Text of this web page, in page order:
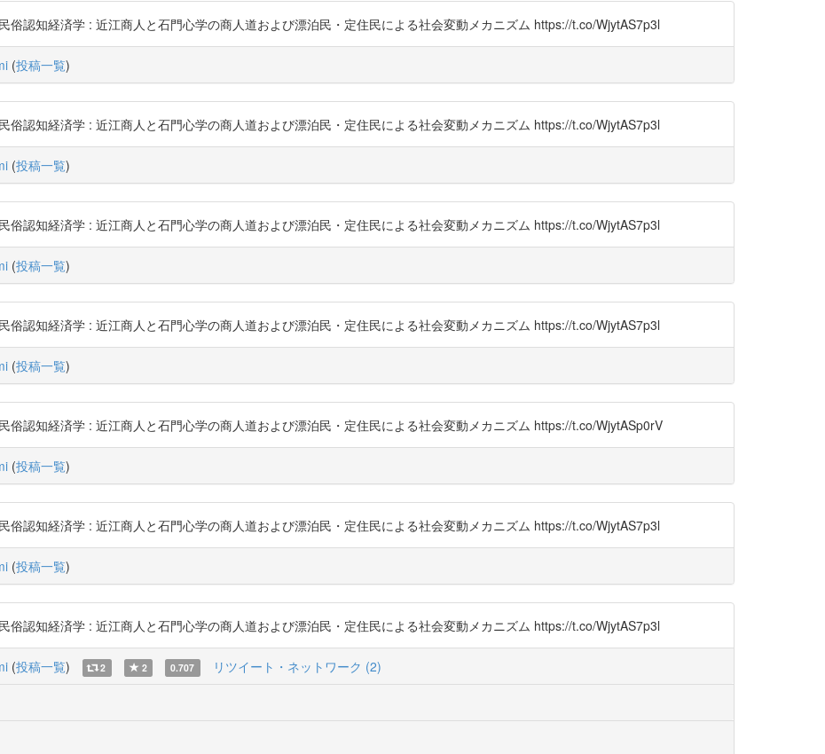
俗認知経済学 : 近江商人と石門心学の商人道および漂泊民・定住民による社会変動メカニズム https://t.co/WjytAS7p3l
(投稿一覧)
俗認知経済学 : 近江商人と石門心学の商人道および漂泊民・定住民による社会変動メカニズム https://t.co/WjytAS7p3l
(投稿一覧)
俗認知経済学 : 近江商人と石門心学の商人道および漂泊民・定住民による社会変動メカニズム https://t.co/WjytAS7p3l
(投稿一覧)
俗認知経済学 : 近江商人と石門心学の商人道および漂泊民・定住民による社会変動メカニズム https://t.co/WjytAS7p3l
(投稿一覧)
俗認知経済学 : 近江商人と石門心学の商人道および漂泊民・定住民による社会変動メカニズム https://t.co/WjytASp0rV
(投稿一覧)
俗認知経済学 : 近江商人と石門心学の商人道および漂泊民・定住民による社会変動メカニズム https://t.co/WjytAS7p3l
(投稿一覧)
俗認知経済学 : 近江商人と石門心学の商人道および漂泊民・定住民による社会変動メカニズム https://t.co/WjytAS7p3l
(投稿一覧) 2 2 0.707 リツイート・ネットワーク (2)